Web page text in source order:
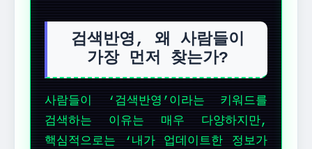
검색반영, 왜 사람들이
가장 먼저 찾는가?
사람들이 ‘검색반영’이라는 키워드를
검색하는 이유는 매우 다양하지만,
핵심적으로는 ‘내가 업데이트한 정보가